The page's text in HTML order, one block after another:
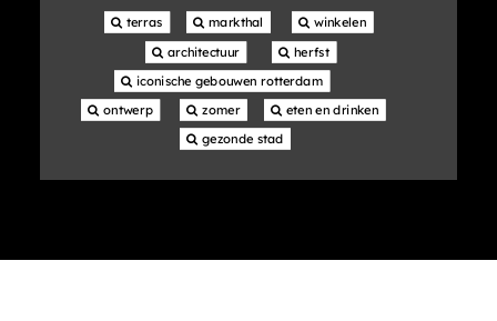
terras markthal
winkelen
architectuur
herfst
iconische gebouwen rotterdam
ontwerp
zomer
eten en drinken
gezonde stad